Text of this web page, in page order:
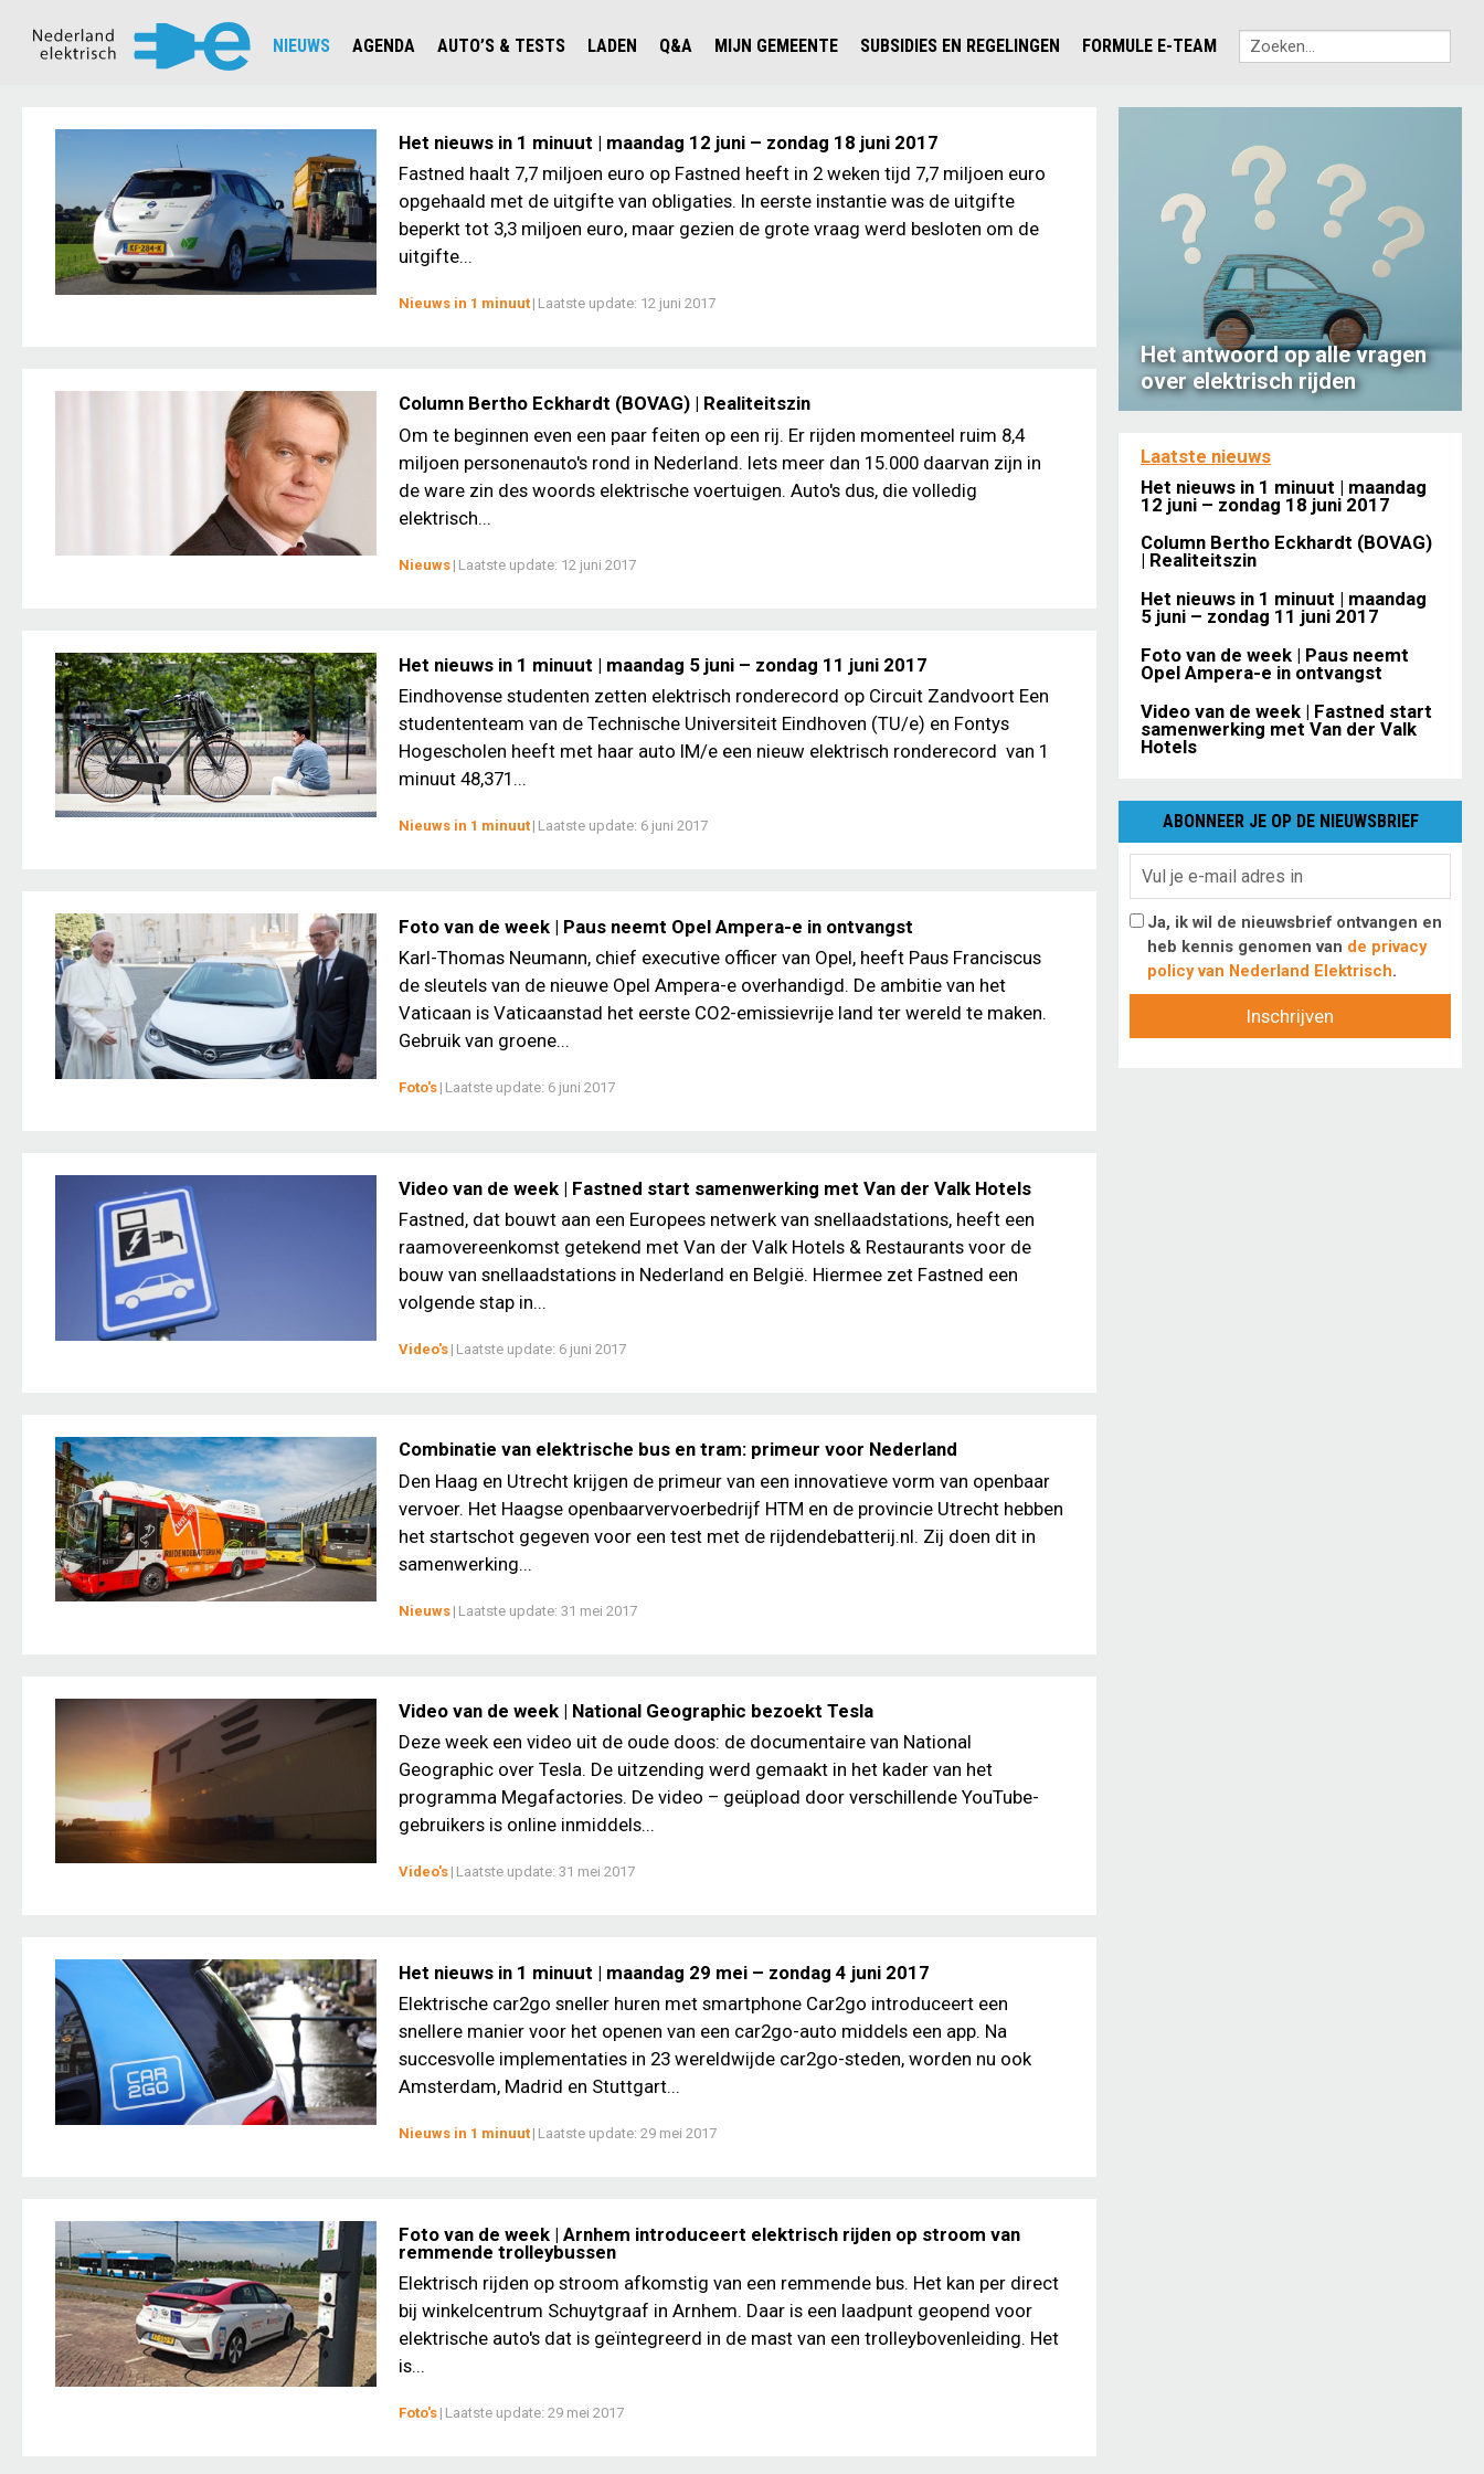
NIEUWS
CIJFERS EN STATISTIEKEN EV'S IN NEDERLAND
AANMELDEN NIEUWSBRIEF
AGENDA
AUTO’S & TESTS
JOUW VOLGENDE AUTO ELEKTRISCH?
LADEN
Q&A
OPLADEN
SLIM LADEN
VEILIGHEID
MIJN GEMEENTE
VVE
SUBSIDIES EN REGELINGEN FORMULE E-TEAM
Het nieuws in 1 minuut | maandag 12 juni – zondag 18 juni 2017
Fastned haalt 7,7 miljoen euro op Fastned heeft in 2 weken tijd 7,7 miljoen euro
opgehaald met de uitgifte van obligaties. In eerste instantie was de uitgifte
beperkt tot 3,3 miljoen euro, maar gezien de grote vraag werd besloten om de
uitgifte...
Nieuws in 1 minuut | Laatste update: 12 juni 2017
Column Bertho Eckhardt (BOVAG) | Realiteitszin
Om te beginnen even een paar feiten op een rij. Er rijden momenteel ruim 8,4
miljoen personenauto's rond in Nederland. Iets meer dan 15.000 daarvan zijn in
de ware zin des woords elektrische voertuigen. Auto's dus, die volledig
elektrisch...
Nieuws | Laatste update: 12 juni 2017
Het nieuws in 1 minuut | maandag 5 juni – zondag 11 juni 2017
Eindhovense studenten zetten elektrisch ronderecord op Circuit Zandvoort Een
studententeam van de Technische Universiteit Eindhoven (TU/e) en Fontys
Hogescholen heeft met haar auto IM/e een nieuw elektrisch ronderecord van 1
minuut 48,371...
Nieuws in 1 minuut | Laatste update: 6 juni 2017
Foto van de week | Paus neemt Opel Ampera-e in ontvangst
Karl-Thomas Neumann, chief executive officer van Opel, heeft Paus Franciscus
de sleutels van de nieuwe Opel Ampera-e overhandigd. De ambitie van het
Vaticaan is Vaticaanstad het eerste CO2-emissievrije land ter wereld te maken.
Gebruik van groene...
Foto's | Laatste update: 6 juni 2017
Video van de week | Fastned start samenwerking met Van der Valk Hotels
Fastned, dat bouwt aan een Europees netwerk van snellaadstations, heeft een
raamovereenkomst getekend met Van der Valk Hotels & Restaurants voor de
bouw van snellaadstations in Nederland en België. Hiermee zet Fastned een
volgende stap in...
Video's | Laatste update: 6 juni 2017
Combinatie van elektrische bus en tram: primeur voor Nederland
Den Haag en Utrecht krijgen de primeur van een innovatieve vorm van openbaar
vervoer. Het Haagse openbaarvervoerbedrijf HTM en de provincie Utrecht hebben
het startschot gegeven voor een test met de rijdendebatterij.nl. Zij doen dit in
samenwerking...
Nieuws | Laatste update: 31 mei 2017
Video van de week | National Geographic bezoekt Tesla
Deze week een video uit de oude doos: de documentaire van National
Geographic over Tesla. De uitzending werd gemaakt in het kader van het
programma Megafactories. De video – geüpload door verschillende YouTube-
gebruikers is online inmiddels...
Video's | Laatste update: 31 mei 2017
Het nieuws in 1 minuut | maandag 29 mei – zondag 4 juni 2017
Elektrische car2go sneller huren met smartphone Car2go introduceert een
snellere manier voor het openen van een car2go-auto middels een app. Na
succesvolle implementaties in 23 wereldwijde car2go-steden, worden nu ook
Amsterdam, Madrid en Stuttgart...
Nieuws in 1 minuut | Laatste update: 29 mei 2017
Foto van de week | Arnhem introduceert elektrisch rijden op stroom van
remmende trolleybussen
Elektrisch rijden op stroom afkomstig van een remmende bus. Het kan per direct
bij winkelcentrum Schuytgraaf in Arnhem. Daar is een laadpunt geopend voor
elektrische auto's dat is geïntegreerd in de mast van een trolleybovenleiding. Het
is...
Foto's | Laatste update: 29 mei 2017
Het antwoord op alle vragen
over elektrisch rijden
Laatste nieuws
Het nieuws in 1 minuut | maandag
12 juni – zondag 18 juni 2017
Column Bertho Eckhardt (BOVAG)
| Realiteitszin
Het nieuws in 1 minuut | maandag
5 juni – zondag 11 juni 2017
Foto van de week | Paus neemt
Opel Ampera-e in ontvangst
Video van de week | Fastned start
samenwerking met Van der Valk
Hotels
ABONNEER JE OP DE NIEUWSBRIEF
Ja, ik wil de nieuwsbrief ontvangen en
heb kennis genomen van de privacy
policy van Nederland Elektrisch.
Inschrijven